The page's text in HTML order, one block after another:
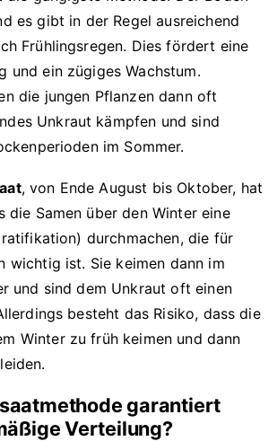
es gibt in der Regel ausreichend
Frühlingsregen. Dies fördert eine
und ein zügiges Wachstum.
die jungen Pflanzen dann oft
Unkraut kämpfen und sind
im Sommer.
, von Ende August bis Oktober, hat
die Samen über den Winter eine
durchmachen, die für
wichtig ist. Sie keimen dann im
und sind dem Unkraut oft einen
besteht das Risiko, dass die
Winter zu früh keimen und dann
garantiert
Verteilung?